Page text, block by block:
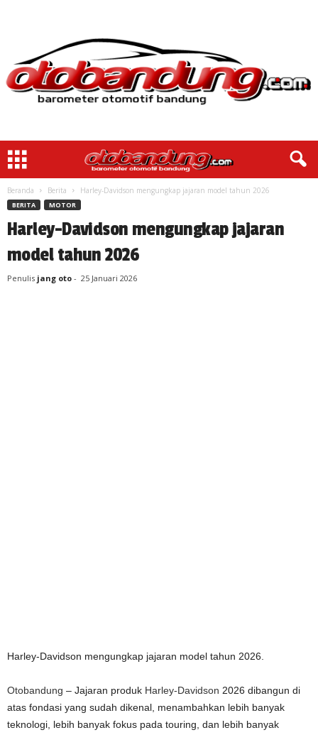
Beranda Berita Harley-Davidson mengungkap jajaran model tahun 2026
BERITA MOTOR
Harley-Davidson mengungkap jajaran
model tahun 2026
Penulis jang oto - 25 Januari 2026
Harley-Davidson mengungkap jajaran model tahun 2026.
Otobandung – Jajaran produk Harley-Davidson 2026 dibangun di
atas fondasi yang sudah dikenal, menambahkan lebih banyak
teknologi, lebih banyak fokus pada touring, dan lebih banyak